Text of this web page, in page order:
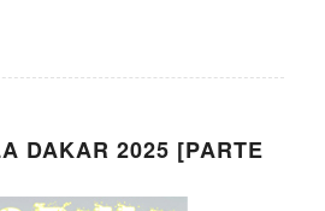
DAKAR 2025 [PARTE